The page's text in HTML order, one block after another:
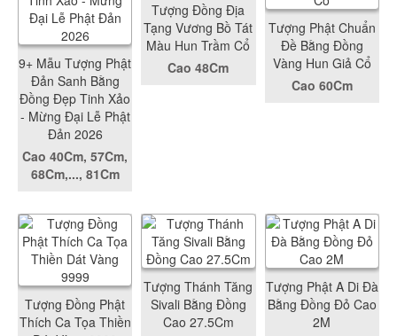
9+ Mẫu Tượng Phật
Đản Sanh Bằng
Đồng Đẹp Tinh Xảo
- Mừng Đại Lễ Phật
Đản 2026
Cao 40Cm, 57Cm,
68Cm,..., 81Cm
Tượng Đồng Địa
Tạng Vương Bồ Tát
Màu Hun Trầm Cổ
Cao 48Cm
Tượng Phật Chuẩn
Đề Bằng Đồng
Vàng Hun Giả Cổ
Cao 60Cm
Tượng Đồng Phật
Thích Ca Tọa Thiền
Tượng Thánh Tăng
Sivali Bằng Đồng
Cao 27.5Cm
Tượng Phật A Di Đà
Bằng Đồng Đỏ Cao
2M